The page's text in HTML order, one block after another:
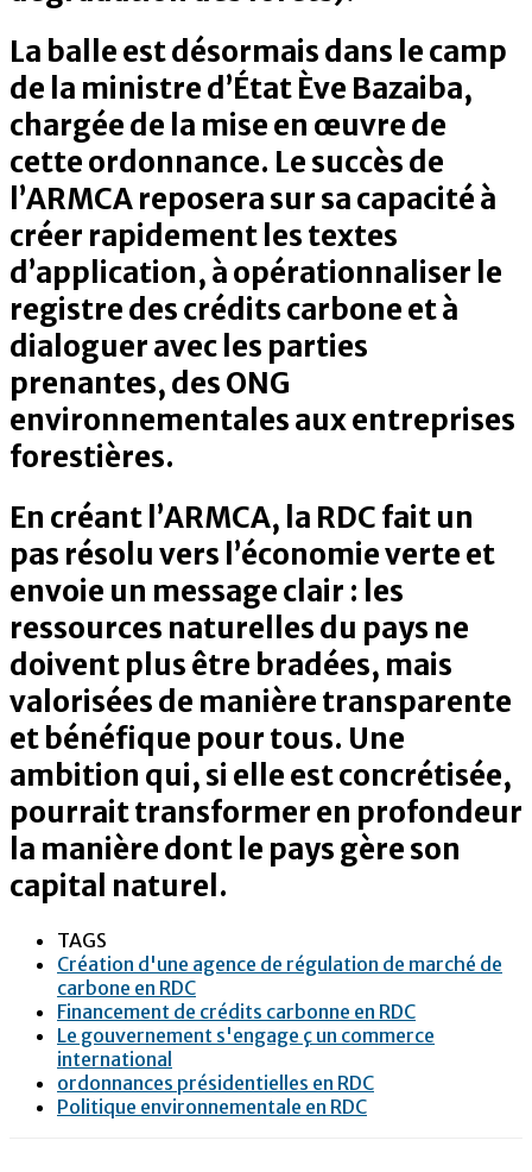
La balle est désormais dans le camp
de la ministre d’État Ève Bazaiba,
chargée de la mise en œuvre de
cette ordonnance. Le succès de
l’ARMCA reposera sur sa capacité à
créer rapidement les textes
d’application, à opérationnaliser le
registre des crédits carbone et à
dialoguer avec les parties
prenantes, des ONG
environnementales aux entreprises
forestières.
En créant l’ARMCA, la RDC fait un
pas résolu vers l’économie verte et
envoie un message clair : les
ressources naturelles du pays ne
doivent plus être bradées, mais
valorisées de manière transparente
et bénéfique pour tous. Une
ambition qui, si elle est concrétisée,
pourrait transformer en profondeur
la manière dont le pays gère son
capital naturel.
TAGS
Création d'une agence de régulation de marché de
carbone en RDC
Financement de crédits carbonne en RDC
Le gouvernement s'engage ç un commerce
international
ordonnances présidentielles en RDC
Politique environnementale en RDC